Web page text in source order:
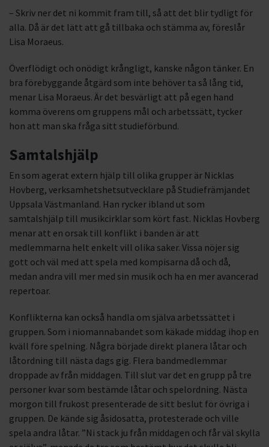
– Skriv ner det ni kommit fram till, så att det blir tydligt för
alla. Då är det lätt att gå tillbaka och stämma av, föreslår
Lisa Moraeus.
Överflödigt och onödigt krångligt, kanske någon tänker. En
bra förebyggande åtgärd som inte behöver ta så lång tid,
menar Lisa Moraeus. Är det besvärligt att på egen hand
komma överens om gruppens mål och arbetssätt, tycker
hon att man ska fråga sitt studieförbund.
Samtalshjälp
En som agerat extern hjälp till olika grupper är Nicklas
Hovberg, verksamhetshetsutvecklare på Studiefrämjandet
Uppsala Västmanland. Han rycker ibland ut som
samtalshjälp till musikcirklar som kört fast. Nicklas Hovberg
menar att en orsak till konflikt i banden är att
medlemmarna helt enkelt vill olika saker. Vissa nöjer sig
gott och väl med att spela med kompisarna då och då,
medan andra vill mer med sin musik och ha en mer avancerad
repertoar.
Konflikterna kan också handla om själva arbetssättet i
gruppen. Som i niomannabandet som käkade middag ihop en
kväll före spelning. Några började direkt planera låtar och
låtordning till nästa dags gig. Flera bandmedlemmar
droppade av från middagen. Till slut var det en grupp på tre
personer kvar som bestämde låtar och spelordning. Nästa
morgon till frukost presenterade de sitt beslut för övriga i
gruppen. De kände sig åsidosatta, protesterade och ville
spela andra låtar. ”Ni stack ju från middagen och får väl skylla